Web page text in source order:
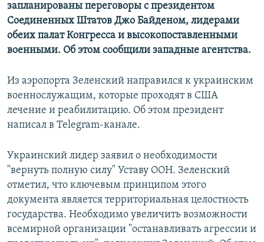
запланированы переговоры с президентом
Соединенных Штатов Джо Байденом, лидерами
обеих палат Конгресса и высокопоставленными
военными. Об этом сообщили западные агентства.
Из аэропорта Зеленский направился к украинским
военнослужащим, которые проходят в США
лечение и реабилитацию. Об этом президент
написал в Telegram-канале.
Украинский лидер заявил о необходимости
"вернуть полную силу" Уставу ООН. Зеленский
отметил, что ключевым принципом этого
документа является территориальная целостность
государства. Необходимо увеличить возможности
всемирной организации "останавливать агрессии и